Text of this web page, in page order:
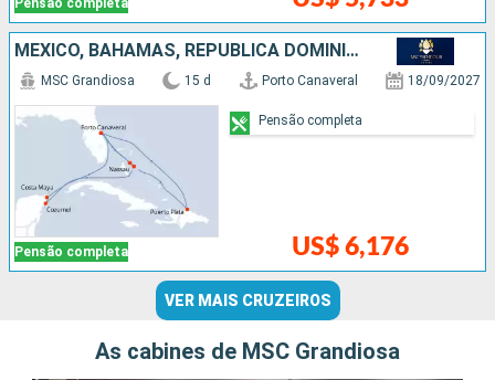
Pensão completa
MÉXICO, BAHAMAS, REPUBLICA DOMINICANA, ESTADOS UNIDOS
Pensão completa
MSC Grandiosa 15 d Porto Canaveral 18/09/2027
US$ 6,176
Pensão completa
VER MAIS CRUZEIROS
As cabines de MSC Grandiosa